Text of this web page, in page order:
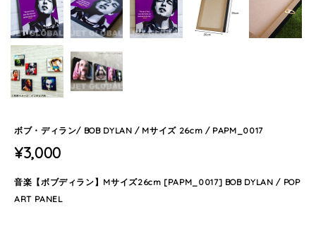
ボブ・ディラン/ BOB DYLAN / Mサイズ 26cm / PAPM_0017
¥3,000
音楽【ボブディラン】Mサイズ26cm [PAPM_0017] BOB DYLAN / POP
ART PANEL